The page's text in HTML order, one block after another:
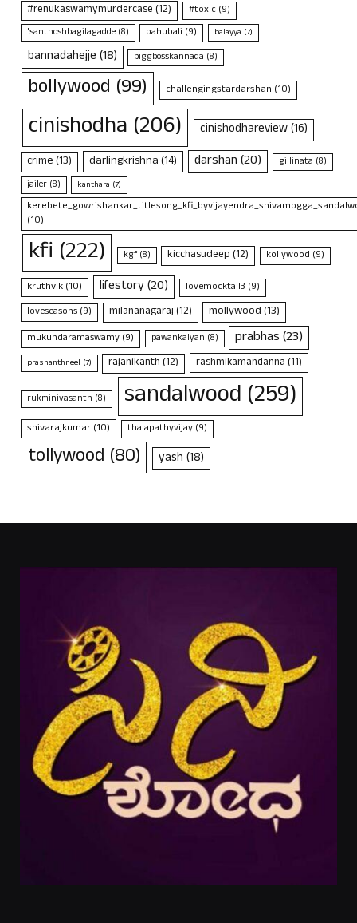
#renukaswamymurdercase(12) #toxic(9)
'santhoshbagilagadde (8) bahubali (9) balayya (7)
bannadahejje(18) biggbosskannada (8)
bollywood (99) challengingstardarshan (10)
cinishodha (206) cinishodhareview(16)
crime(13) darlingkrishna(14) darshan(20) gillinata (8)
jailer (8) kanthara (7)
(10)
kfi (222) kgf(8) kicchasudeep(12) kollywood (9)
kruthvik(10) lifestory(20) lovemocktail3 (9)
loveseasons (9) milananagaraj(12) mollywood(13)
mukundaramaswamy (9) pawankalyan (8) prabhas(23)
prashanthneel (7) rajanikanth(12) rashmikamandanna(11)
rukminivasanth (8) sandalwood (259)
shivarajkumar(10) thalapathyvijay(9)
tollywood (80) yash(18)